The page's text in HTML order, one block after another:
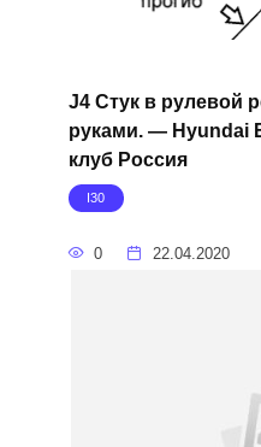
J4 Стук в рулевой
руками. — Hyundai
клуб Россия
I30
0 22.04.2020